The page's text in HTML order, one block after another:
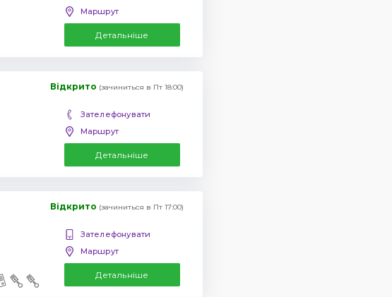
Маршрут
Детальніше
Відкрито (зачиниться в Пт 18:00)
Зателефонувати
Маршрут
Детальніше
Відкрито (зачиниться в Пт 17:00)
Зателефонувати
Маршрут
Детальніше